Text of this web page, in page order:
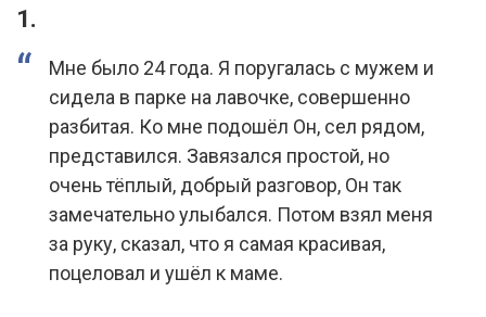
1.
Мне было 24 года. Я поругалась с мужем и
сидела в парке на лавочке, совершенно
разбитая. Ко мне подошёл Он, сел рядом,
представился. Завязался простой, но
очень тёплый, добрый разговор, Он так
замечательно улыбался. Потом взял меня
за руку, сказал, что я самая красивая,
поцеловал и ушёл к маме.